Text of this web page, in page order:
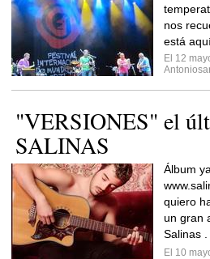
nos
está
El 12
"VERSIONES" el
SALINAS
Álbum
quiero
un gran
Salinas .
El 10